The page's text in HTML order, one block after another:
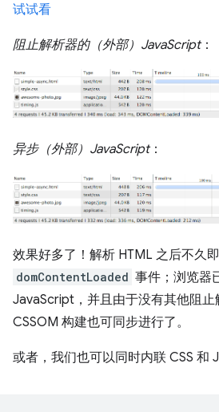
试试看
阻止解析器的（外部）JavaScript：
异步（外部）JavaScript：
效果好多了！解析 HTML 之后不久
domContentLoaded 事件；浏览器
JavaScript，并且由于没有其他阻止
CSSOM 构建也可同步进行了。
或者，我们也可以同时内联 CSS 和